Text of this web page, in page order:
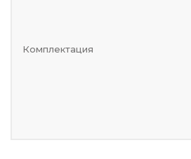
Комплектация